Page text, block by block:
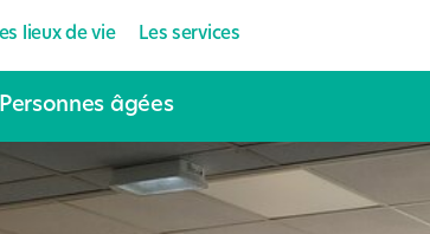
lieux de vie Les services
Personnes âgées